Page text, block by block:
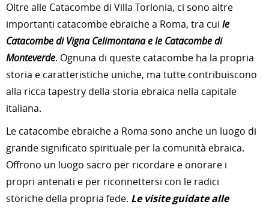
Oltre alle Catacombe di Villa Torlonia, ci sono altre
importanti catacombe ebraiche a Roma, tra cui le
Catacombe di Vigna Celimontana e le Catacombe di
Monteverde. Ognuna di queste catacombe ha la propria
storia e caratteristiche uniche, ma tutte contribuiscono
alla ricca tapestry della storia ebraica nella capitale
italiana.
Le catacombe ebraiche a Roma sono anche un luogo di
grande significato spirituale per la comunità ebraica.
Offrono un luogo sacro per ricordare e onorare i
propri antenati e per riconnettersi con le radici
storiche della propria fede. Le visite guidate alle